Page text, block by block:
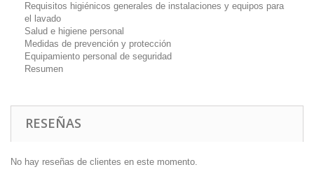
Requisitos higiénicos generales de instalaciones y equipos para
el lavado
Salud e higiene personal
Medidas de prevención y protección
Equipamiento personal de seguridad
Resumen
RESEÑAS
No hay reseñas de clientes en este momento.